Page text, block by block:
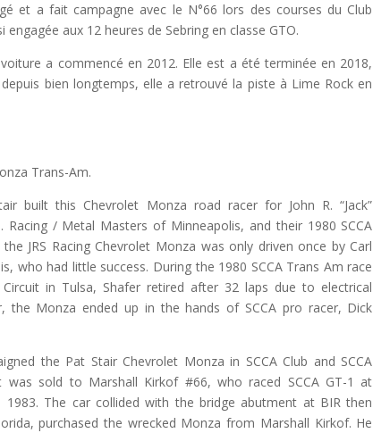
et a fait campagne avec le N°66 lors des courses du Club
engagée aux 12 heures de Sebring en classe GTO.
a commencé en 2012. Elle est a été terminée en 2018,
bien longtemps, elle a retrouvé la piste à Lime Rock en
Trans-Am.
built this Chevrolet Monza road racer for John R. “Jack”
Racing / Metal Masters of Minneapolis, and their 1980 SCCA
JRS Racing Chevrolet Monza was only driven once by Carl
who had little success. During the 1980 SCCA Trans Am race
in Tulsa, Shafer retired after 32 laps due to electrical
the Monza ended up in the hands of SCCA pro racer, Dick
the Pat Stair Chevrolet Monza in SCCA Club and SCCA
was sold to Marshall Kirkof #66, who raced SCCA GT-1 at
1983. The car collided with the bridge abutment at BIR then
purchased the wrecked Monza from Marshall Kirkof. He